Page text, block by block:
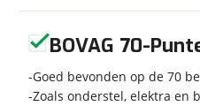
Soort voertuig
Nieuw of occasion
BOVAG 70-
Goed bevonden op de 70
Zoals onderstel, elektra en